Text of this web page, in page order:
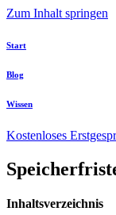
Zum Inhalt springen
Start
Blog
Wissen
Kostenloses
Inhaltsverzeichnis